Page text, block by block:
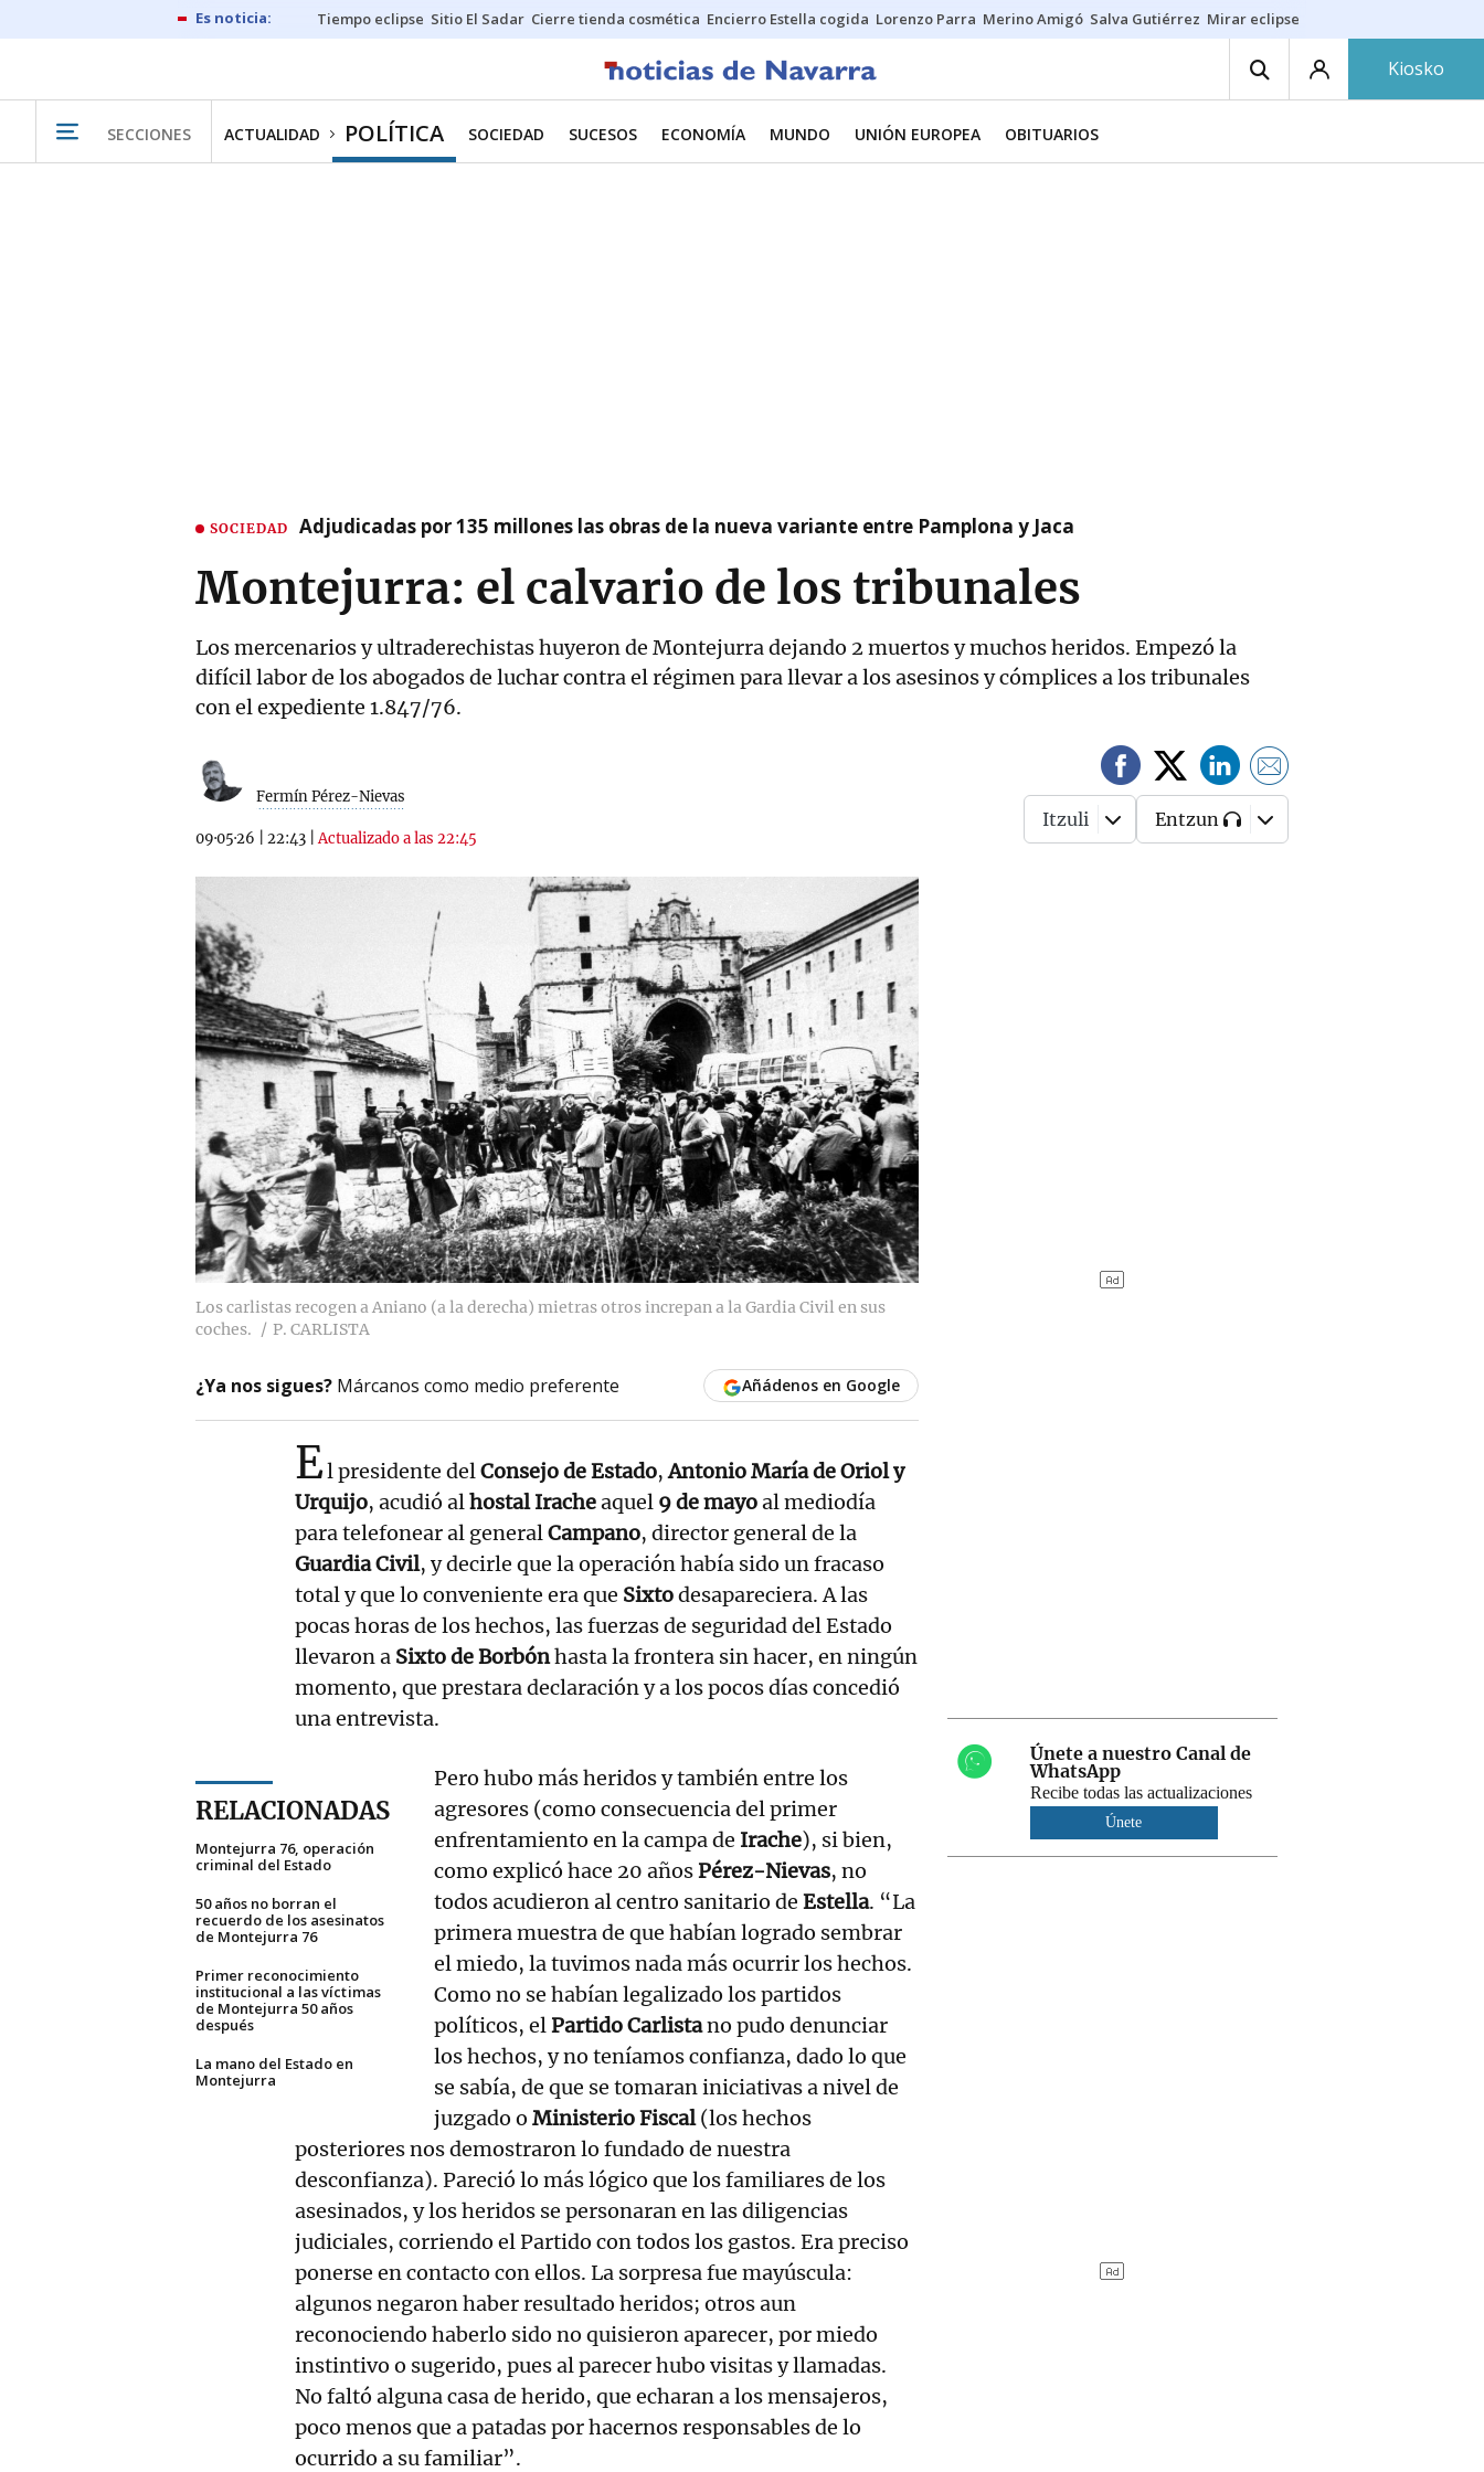
Tiempo eclipse Sitio El Sadar Cierre tienda cosmética Encierro Estella cogida Lorenzo Parra Merino Amigó Salva Gutiérrez Mirar eclipse
Kiosko
SECCIONES ACTUALIDAD POLÍTICA SOCIEDAD SUCESOS ECONOMÍA MUNDO UNIÓN EUROPEA OBITUARIOS
SOCIEDAD Adjudicadas por 135 millones las obras de la nueva variante entre Pamplona y Jaca
Montejurra: el calvario de los tribunales
Los mercenarios y ultraderechistas huyeron de Montejurra dejando 2 muertos y muchos heridos. Empezó la
difícil labor de los abogados de luchar contra el régimen para llevar a los asesinos y cómplices a los tribunales
con el expediente 1.847/76.
Fermín Pérez-Nievas
09·05·26 22:43 |Actualizado a las 22:45
Itzuli Entzun
Los carlistas recogen a Aniano (a la derecha) mietras otros increpan a la Gardia Civil en sus
coches.
P. CARLISTA
¿Ya nos sigues? Márcanos como medio preferente Añádenos en Google
El presidente delConsejo de Estado,Antonio María de Oriol y
Urquijo, acudió alhostal Iracheaquel 9 de mayoal mediodía
para telefonear al generalCampano, director general de la
Guardia Civil, y decirle que la operación había sido un fracaso
total y que lo conveniente era que Sixtodesapareciera. A las
pocas horas de los hechos, las fuerzas de seguridad del Estado
llevaron a Sixto de Borbónhasta la frontera sin hacer, en ningún
momento, que prestara declaración y a los pocos días concedió
una entrevista.
RELACIONADAS
Montejurra 76, operación
criminal del Estado
50 años no borran el
recuerdo de los asesinatos
de Montejurra 76
Primer reconocimiento
institucional a las víct imas
de Montejurra 50 años
después
La mano del Estado en
Montejurra
Pero hubo más heridos y también entre los
agresores (como consecuencia del primer
enfrentamiento en la campa de Irache), si bien,
como explicó hace 20 añosPérez-Nievas, no
todos acudieron al centro sanitario deEstella. “La
primera muestra de que habían logrado sembrar
el miedo, la tuvimos nada más ocurrir los hechos.
Como no se habían legalizado los partidos
políticos, elPartido Carlistano pudo denunciar
los hechos, y no teníamos confianza, dado lo que
se sabía, de que se tomaran iniciativas a nivel de
juzgado oMinisterio Fiscal(los hechos
posteriores nos demostraron lo fundado de nuestra
desconfianza). Pareció lo más lógico que los familiares de los
asesinados, y los heridos se personaran en las diligencias
judiciales, corriendo el Partido con todos los gastos. Era preciso
ponerse en contacto con ellos. La sorpresa fue mayúscula:
algunos negaron haber resultado heridos; otros aun
reconociendo haberlo sido no quisieron aparecer, por miedo
instintivo o sugerido, pues al parecer hubo visitas y llamadas.
No faltó alguna casa de herido, que echaran a los mensajeros,
poco menos que a patadas por hacernos responsables de lo
ocurrido a su familiar”.
Únete a nuestro Canal de
WhatsApp
Recibe todas las actualizaciones
Únete